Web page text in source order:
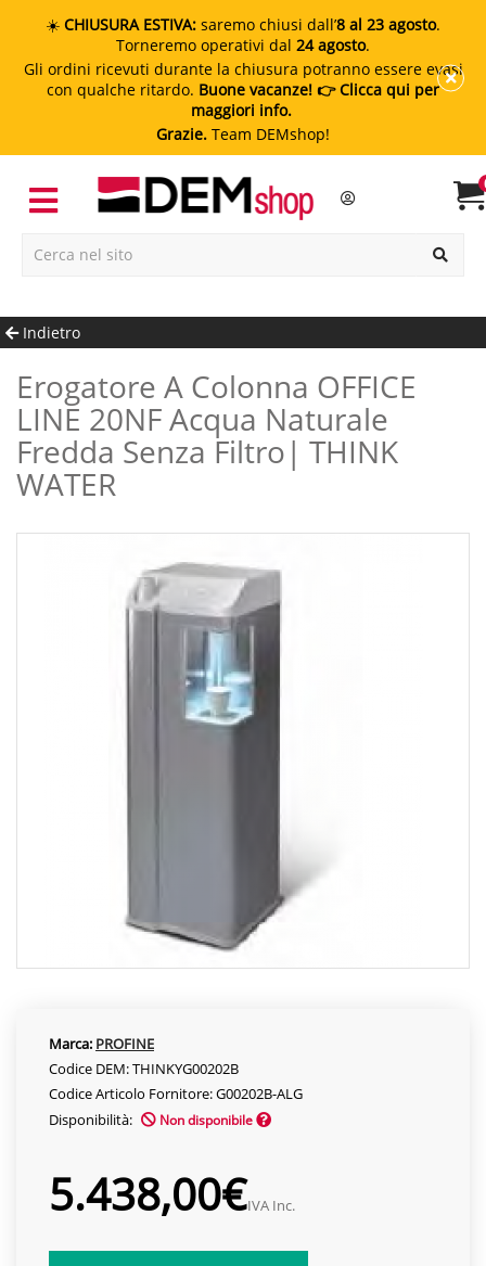
☀️ CHIUSURA ESTIVA: saremo chiusi dall’8 al 23 agosto.
Torneremo operativi dal 24 agosto.
Gli ordini ricevuti durante la chiusura potranno essere evasi
con qualche ritardo. Buone vacanze! 👉 Clicca qui per
maggiori info.
Grazie. Team DEMshop!
Indietro
Erogatore A Colonna OFFICE
LINE 20NF Acqua Naturale
Fredda Senza Filtro| THINK
WATER
Marca: PROFINE
Codice DEM: THINKYG00202B
Codice Articolo Fornitore: G00202B-ALG
Disponibilità:
Non disponibile
5.438,00€IVA Inc.